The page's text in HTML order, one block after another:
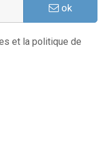
ok
et la politique de